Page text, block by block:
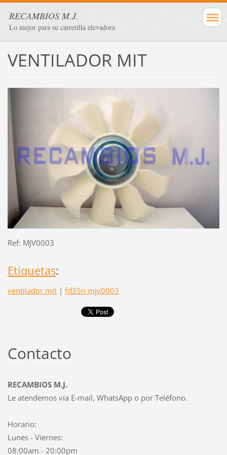
RECAMBIOS M.J.
Lo mejor para su carretilla elevadora
VENTILADOR MIT
Ref: MJV0003
Etiquetas:
ventilador mit | fd35n mjv0003
Contacto
RECAMBIOS M.J.
Le atendemos vía E-mail, WhatsApp o por Teléfono.
Horario:
Lunes - Viernes:
08:00am - 20:00pm